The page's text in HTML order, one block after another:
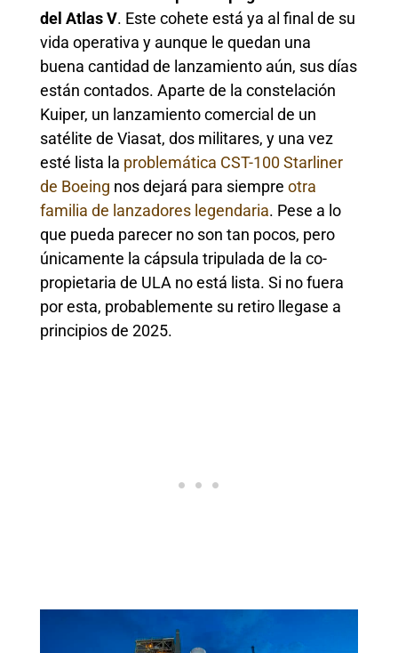
del Atlas V. Este cohete está ya al final de su
vida operativa y aunque le quedan una
buena cantidad de lanzamiento aún, sus días
están contados. Aparte de la constelación
Kuiper, un lanzamiento comercial de un
satélite de Viasat, dos militares, y una vez
esté lista la problemática CST-100 Starliner
de Boeing nos dejará para siempre otra
familia de lanzadores legendaria. Pese a lo
que pueda parecer no son tan pocos, pero
únicamente la cápsula tripulada de la co-
propietaria de ULA no está lista. Si no fuera
por esta, probablemente su retiro llegase a
principios de 2025.